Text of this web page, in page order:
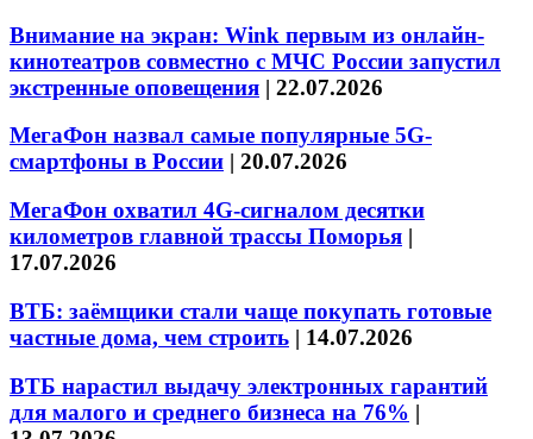
Внимание на экран: Wink первым из онлайн-
кинотеатров совместно с МЧС России запустил
экстренные оповещения | 22.07.2026
МегаФон назвал самые популярные 5G-
смартфоны в России | 20.07.2026
МегаФон охватил 4G-сигналом десятки
километров главной трассы Поморья |
17.07.2026
ВТБ: заёмщики стали чаще покупать готовые
частные дома, чем строить | 14.07.2026
ВТБ нарастил выдачу электронных гарантий
для малого и среднего бизнеса на 76% |